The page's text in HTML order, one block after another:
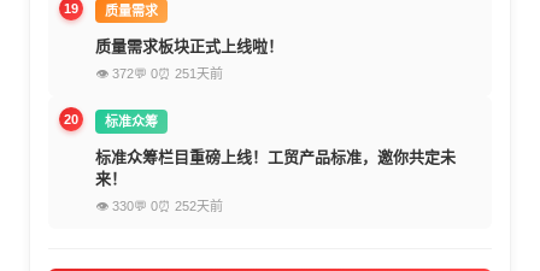
19 质量需求
质量需求板块正式上线啦！
👁 372💬 0⏰ 251天前
20 标准众筹
标准众筹栏目重磅上线！工贸产品标准，邀你共定未
来！
👁 330💬 0⏰ 252天前